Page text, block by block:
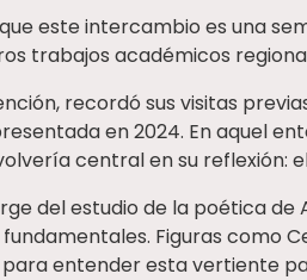
este intercambio es una
trabajos académicos
recordó sus visitas
en 2024. En aquel
central en su reflexión:
del estudio de la poética de
Figuras como
entender esta vertiente